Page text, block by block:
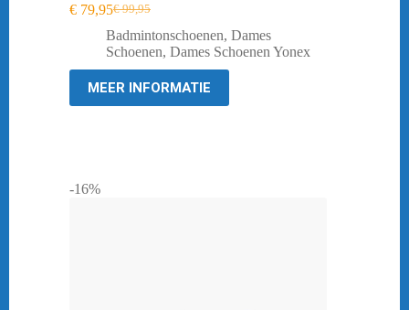
€99,95
Oorspronkelijke
prijs
was:
€ 79,95Huidige
prijs
is:
Badmintonschoenen, Dames
Schoenen, Dames Schoenen Yonex
MEER INFORMATIE
-16%